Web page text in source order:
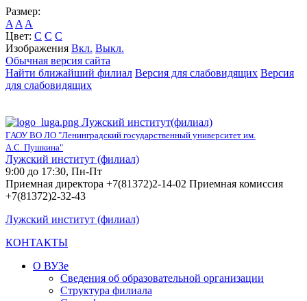
Размер:
A A A
Цвет: C C C
Изображения Вкл. Выкл.
Обычная версия сайта
Найти ближайший филиал Версия для слабовидящих Версия
для слабовидящих
Лужский институт(филиал)
ГАОУ ВО ЛО "Ленинградский государственный университет им.
А.С. Пушкина"
Лужский институт (филиал)
9:00 до 17:30, Пн-Пт
Приемная директора +7(81372)2-14-02 Приемная комиссия
+7(81372)2-32-43
Лужский институт (филиал)
КОНТАКТЫ
О ВУЗе
Сведения об образовательной организации
Структура филиала